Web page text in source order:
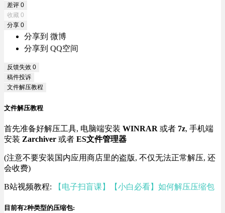
差评 0
收藏 0
分享 0
分享到 微博
分享到 QQ空间
反馈失效 0
稿件投诉
文件解压教程
文件解压教程
首先准备好解压工具, 电脑端安装 WINRAR 或者 7z, 手机端
安装 Zarchiver 或者 ES文件管理器
(注意不要安装国内应用商店里的盗版, 不仅无法正常解压, 还
会收费)
B站视频教程: 【电子扫盲课】【小白必看】如何解压压缩包
目前有2种类型的压缩包: